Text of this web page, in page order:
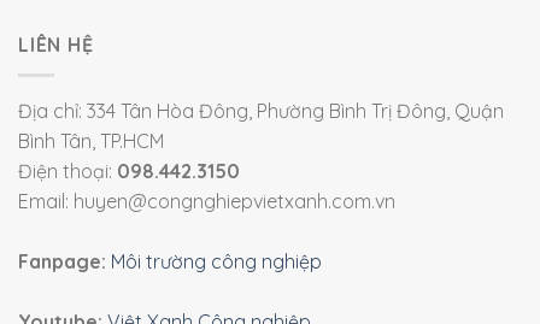
LIÊN HỆ
Địa chỉ: 334 Tân Hòa Đông, Phường Bình Trị Đông, Quận
Bình Tân, TP.HCM
Điện thoại: 098.442.3150
Email: huyen@congnghiepvietxanh.com.vn
Fanpage: Môi trường công nghiệp